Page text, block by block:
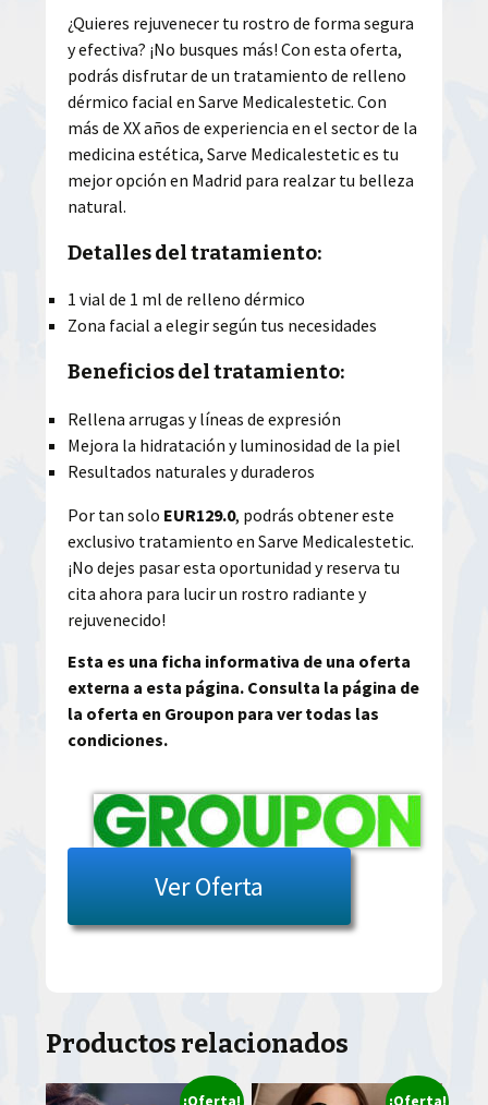
¿Quieres rejuvenecer tu rostro de forma segura
y efectiva? ¡No busques más! Con esta oferta,
podrás disfrutar de un tratamiento de relleno
dérmico facial en Sarve Medicalestetic. Con
más de XX años de experiencia en el sector de la
medicina estética, Sarve Medicalestetic es tu
mejor opción en Madrid para realzar tu belleza
natural.
Detalles del tratamiento:
1 vial de 1 ml de relleno dérmico
Zona facial a elegir según tus necesidades
Beneficios del tratamiento:
Rellena arrugas y líneas de expresión
Mejora la hidratación y luminosidad de la piel
Resultados naturales y duraderos
Por tan solo EUR129.0, podrás obtener este
exclusivo tratamiento en Sarve Medicalestetic.
¡No dejes pasar esta oportunidad y reserva tu
cita ahora para lucir un rostro radiante y
rejuvenecido!
Esta es una ficha informativa de una oferta
externa a esta página. Consulta la página de
la oferta en Groupon para ver todas las
condiciones.
Ver Oferta
Productos relacionados